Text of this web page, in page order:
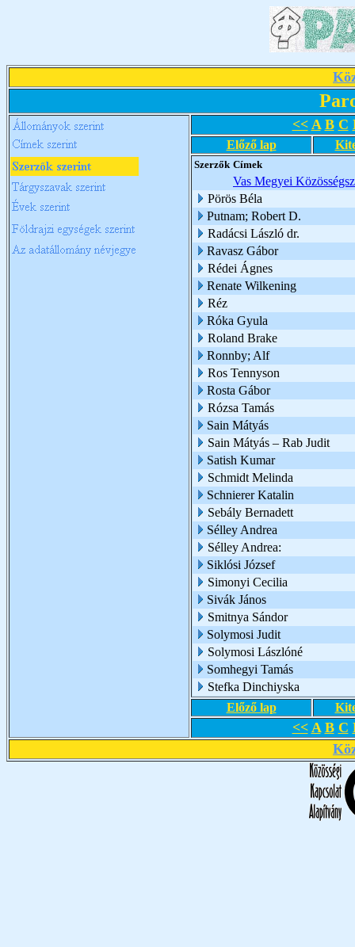
<< A B C
Előző lap
Szerzők Címek
Vas Megyei
Pörös Béla
Putnam; Robert D.
Radácsi László dr.
Ravasz Gábor
Rédei Ágnes
Renate Wilkening
Réz
Róka Gyula
Roland Brake
Ronnby; Alf
Ros Tennyson
Rosta Gábor
Rózsa Tamás
Sain Mátyás
Sain Mátyás – Rab Judit
Satish Kumar
Schmidt Melinda
Schnierer Katalin
Sebály Bernadett
Sélley Andrea
Sélley Andrea:
Siklósi József
Simonyi Cecilia
Sivák János
Smitnya Sándor
Solymosi Judit
Solymosi Lászlóné
Somhegyi Tamás
Stefka Dinchiyska
Előző lap
<< A B C